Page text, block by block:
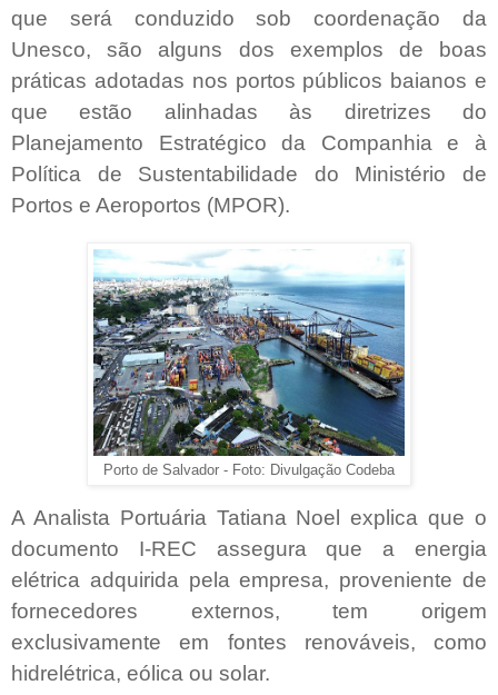
que será conduzido sob coordenação da
Unesco, são alguns dos exemplos de boas
práticas adotadas nos portos públicos baianos e
que estão alinhadas às diretrizes do
Planejamento Estratégico da Companhia e à
Política de Sustentabilidade do Ministério de
Portos e Aeroportos (MPOR).
Porto de Salvador - Foto: Divulgação Codeba
A Analista Portuária Tatiana Noel explica que o
documento I-REC assegura que a energia
elétrica adquirida pela empresa, proveniente de
fornecedores externos, tem origem
exclusivamente em fontes renováveis, como
hidrelétrica, eólica ou solar.